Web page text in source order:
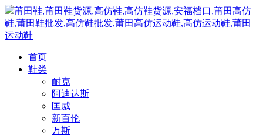
莆田鞋,莆田鞋货源,高仿鞋,高仿鞋货源,安福档口,莆田高仿
鞋,莆田鞋批发,高仿鞋批发,莆田高仿运动鞋,高仿运动鞋,莆田
运动鞋
首页
鞋类
耐克
阿迪达斯
匡威
新百伦
万斯